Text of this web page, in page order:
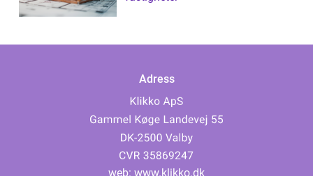
Adress
web: www.klikko.dk